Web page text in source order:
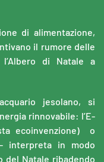
di alimentazione,
il rumore delle
di Natale a
jesolano, si
rinnovabile: l’E-
ecoinvenzione) o
interpreta in modo
del Natale ribadendo